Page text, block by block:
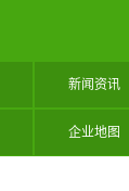
新闻资讯
企业地图